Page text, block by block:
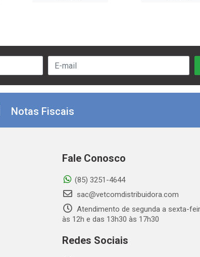
Notas Fiscais
Fale Conosco
(85) 3251-4644
sac@vetcomdistribuidora.com
Atendimento de segunda a sexta-
às 12h e das 13h30 às 17h30
Redes Sociais